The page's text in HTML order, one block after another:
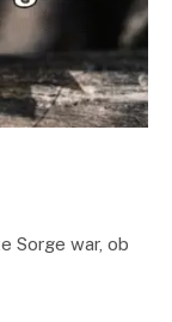
Sorge war, ob